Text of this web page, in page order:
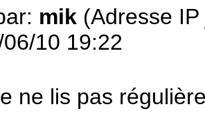
mik (Adresse
10 19:22
ne lis pas